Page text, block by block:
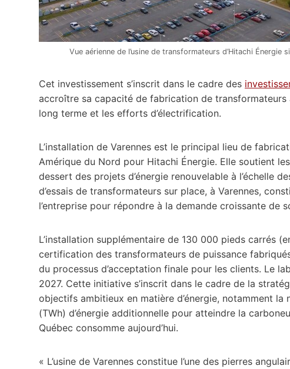
Vue aérienne de l’usine de transformateurs d’Hitachi
Cet investissement s’inscrit dans le cadre des
accroître sa capacité de fabrication de transformateurs
long terme et les efforts d’électrification.
L’installation de Varennes est le principal lieu de
Amérique du Nord pour Hitachi Énergie. Elle soutient
dessert des projets d’énergie renouvelable à l’échelle
d’essais de transformateurs sur place, à Varennes,
l’entreprise pour répondre à la demande croissante de
L’installation supplémentaire de 130 000 pieds carrés
certification des transformateurs de puissance
du processus d’acceptation finale pour les clients. Le
2027. Cette initiative s’inscrit dans le cadre de la
objectifs ambitieux en matière d’énergie, notamment
(TWh) d’énergie additionnelle pour atteindre la
Québec consomme aujourd’hui.
« L’usine de Varennes constitue l’une des pierres